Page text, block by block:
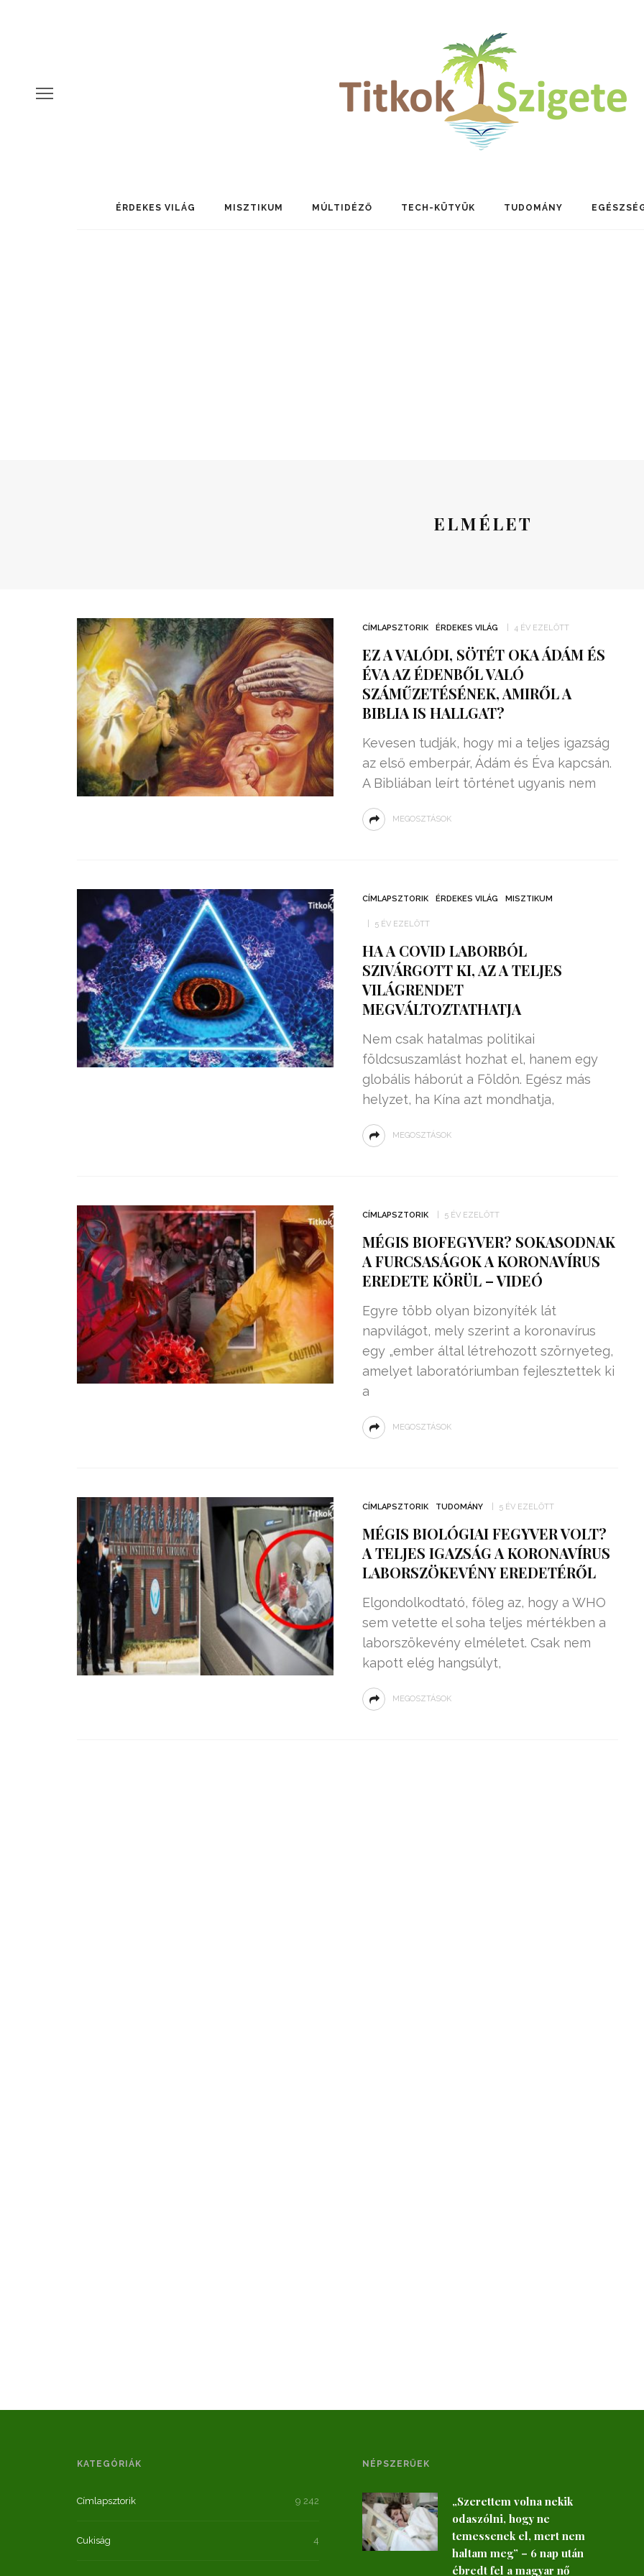
ÉRDEKES VILÁG MISZTIKUM MÚLTIDÉZŐ TECH-KÜTYÜK TUDOMÁNY
ELMÉLET
CÍMLAPSZTORIK ÉRDEKES VILÁG 4 ÉV EZELŐTT
EZ A VALÓDI, SÖTÉT OKA ÁDÁM ÉS
ÉVA AZ ÉDENBŐL VALÓ
SZÁMŰZETÉSÉNEK, AMIRŐL A
BIBLIA IS HALLGAT?
Kevesen tudják, hogy mi a teljes igazság
az első emberpár, Ádám és Éva kapcsán.
A Bibliában leírt történet ugyanis nem
MEGOSZTÁSOK
CÍMLAPSZTORIK ÉRDEKES VILÁG MISZTIKUM
5 ÉV EZELŐTT
HA A COVID LABORBÓL
SZIVÁRGOTT KI, AZ A TELJES
VILÁGRENDET
MEGVÁLTOZTATHATJA
Nem csak hatalmas politikai
földcsuszamlást hozhat el, hanem egy
globális háborút a Földön. Egész más
helyzet, ha Kína azt mondhatja,
MEGOSZTÁSOK
CÍMLAPSZTORIK 5 ÉV EZELŐTT
MÉGIS BIOFEGYVER? SOKASODNAK
A FURCSASÁGOK A KORONAVÍRUS
EREDETE KÖRÜL – VIDEÓ
Egyre több olyan bizonyíték lát
napvilágot, mely szerint a koronavírus
egy „ember által létrehozott szörnyeteg,
amelyet laboratóriumban fejlesztettek ki
a
MEGOSZTÁSOK
CÍMLAPSZTORIK TUDOMÁNY 5 ÉV EZELŐTT
MÉGIS BIOLÓGIAI FEGYVER VOLT?
A TELJES IGAZSÁG A KORONAVÍRUS
LABORSZÖKEVÉNY EREDETÉRŐL
Elgondolkodtató, főleg az, hogy a WHO
sem vetette el soha teljes mértékben a
laborszökevény elméletet. Csak nem
kapott elég hangsúlyt,
MEGOSZTÁSOK
99,13%-OS HATÉKONYSÁGGAL
NULLÁZZA AZ ÁRAMSZÁMLÁT
EZ A MOTOR!
HÁROM DIÁK: VÉGTELEN
FEKVŐRENDŐRÖK!
KATEGÓRIÁK
Címlapsztorik 9 242
Cukiság 4
NÉPSZERŰEK
„Szerettem volna nekik
odaszólni, hogy ne
temessenek el, mert nem
haltam meg” – 6 nap után
ébredt fel a magyar nő